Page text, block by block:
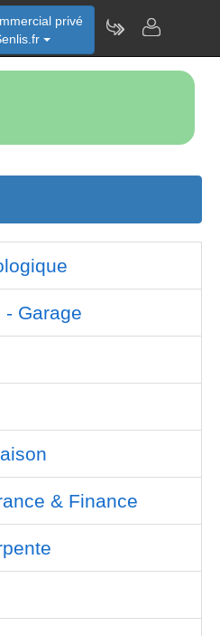
privé
- Garage
& Finance